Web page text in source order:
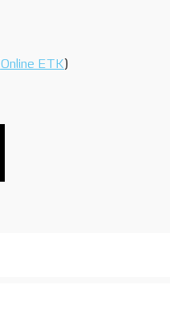
Online ETK)